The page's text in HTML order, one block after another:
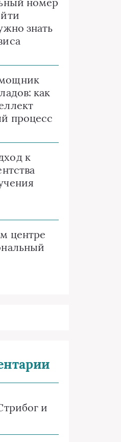
знать
как
процесс
к
центре
и